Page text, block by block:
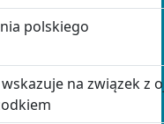
polskiego
na związek z